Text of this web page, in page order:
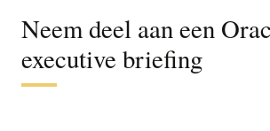
Neem deel aan een
executive briefing